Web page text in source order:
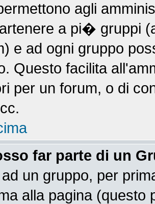
agli
a pi� gruppi
e ad ogni gruppo
Questo facilita
per un forum, o di
far parte di un
un gruppo, per
alla pagina